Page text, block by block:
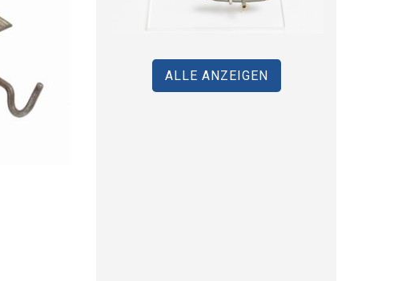
ALLE ANZEIGEN